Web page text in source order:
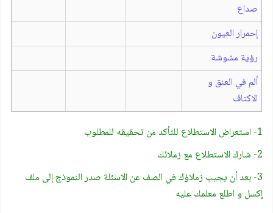
صداع
إحمرار العيون
رؤية مشوشة
ألم في العنق و
الاكتاف
1- استعراض الاستطلاع للتأكد من تحقيقه للمطلوب
2- شارك الاستطلاع مع زملائك
3- بعد أن يجيب زملاؤك في الصف عن الاسئلة صدر النموذج إلى ملف
إكسل و اطلع معلمك عليه